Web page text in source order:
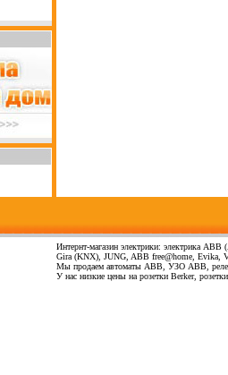
Интернт-магазин электрики: электрика
Gira (KNX), JUNG, ABB free@home, Evika,
Мы продаем автоматы ABB, УЗО ABB, реле
У нас низкие цены на розетки Berker,